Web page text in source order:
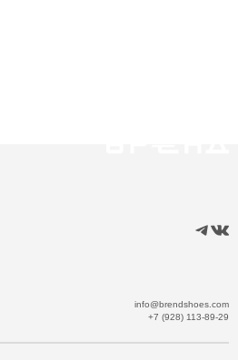
info@brendshoes.com
+7 (928) 113-89-29